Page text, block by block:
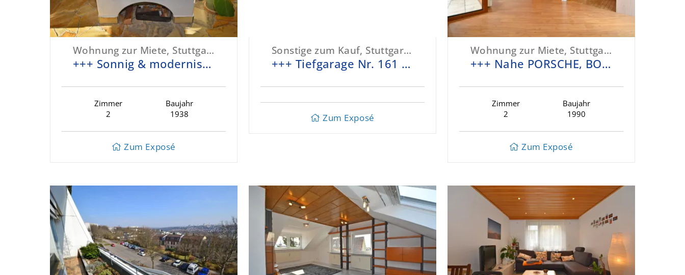
Wohnung zur Miete, Stuttgart-West
+++ Sonnig & modernisiert - ruhige Lage mit top Infrastruktur - Kamin, neuwertige EBK, Süd-Terrasse & Garten +++
Zimmer
2
Baujahr
1938
Zum Exposé
Sonstige zum Kauf, Stuttgart-Zuffenhausen
+++ Tiefgarage Nr. 161 - Haldenrainstr. 66 +++
Zum Exposé
Wohnung zur Miete, Stuttgart-Zuffenhausen
+++ Nahe PORSCHE, BOSCH, MAHLE-BEHR, S-/U-Bahn – renoviert/bequem - Balkon, Laminat, TL-Bad +++
Zimmer
2
Baujahr
1990
Zum Exposé